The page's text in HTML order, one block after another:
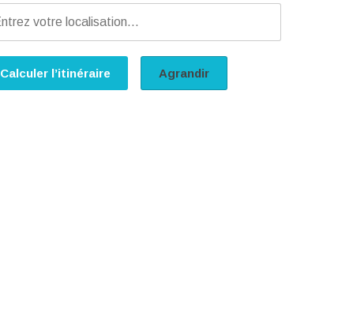
Calculer l’itinéraire Agrandir